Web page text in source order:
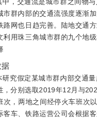
市群内部的交通流强度逐渐
路网也日趋完善。陆地交通
利用珠三角城市群的九个地
研究假定某城市群内部交通
，分别选取2019年12月与
次，两地之间经停火车班次
客车、铁路运营公司会根据